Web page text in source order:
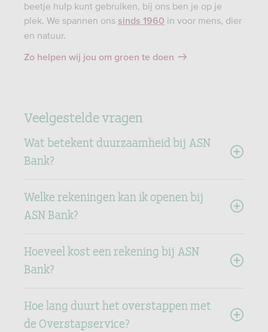
beetje hulp kunt gebruiken, bij ons ben je op je
plek. We spannen ons sinds 1960 in voor mens, dier
en natuur.
Zo helpen wij jou om groen te doen
Veelgestelde vragen
Wat betekent duurzaamheid bij ASN
Bank?
Welke rekeningen kan ik openen bij
ASN Bank?
Hoeveel kost een rekening bij ASN
Bank?
Hoe lang duurt het overstappen met
de Overstapservice?